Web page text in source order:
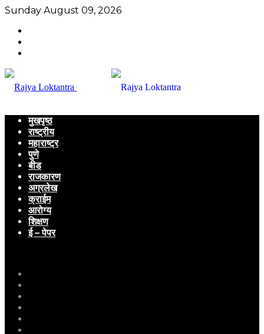
Sunday August 09, 2026
मुखपृष्ठ
राष्ट्रीय
महाराष्ट्र
पुणे
बीड
राजकारण
अग्रलेख
क्राईम
आरोग्य
शिक्षण
ई – पेपर